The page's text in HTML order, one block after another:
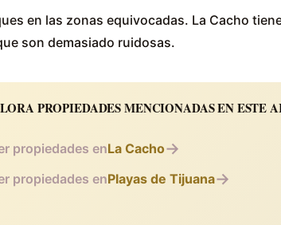
en las zonas equivocadas. La Cacho
son demasiado ruidosas.
PROPIEDADES MENCIONADAS EN ESTE
propiedades enLa Cacho→
propiedades enPlayas de Tijuana→